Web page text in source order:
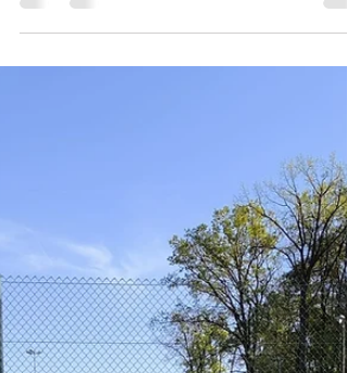
Beim Schleiferlturnier des TSV Tennis